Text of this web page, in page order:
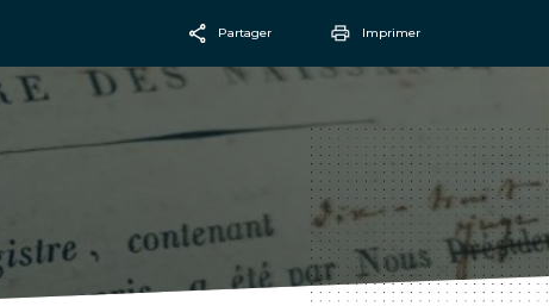
Partager Imprimer